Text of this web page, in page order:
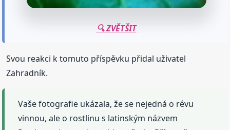
🔍 ZVĚTŠIT
Svou reakci k tomuto příspěvku přidal uživatel
Zahradník.
Vaše fotografie ukázala, že se nejedná o révu
vinnou, ale o rostlinu s latinským názvem